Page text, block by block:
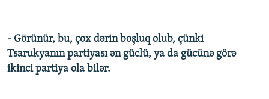
- Görünür, bu, çox dərin boşluq olub, çünki
Tsarukyanın partiyası ən güclü, ya da gücünə görə
ikinci partiya ola bilər.